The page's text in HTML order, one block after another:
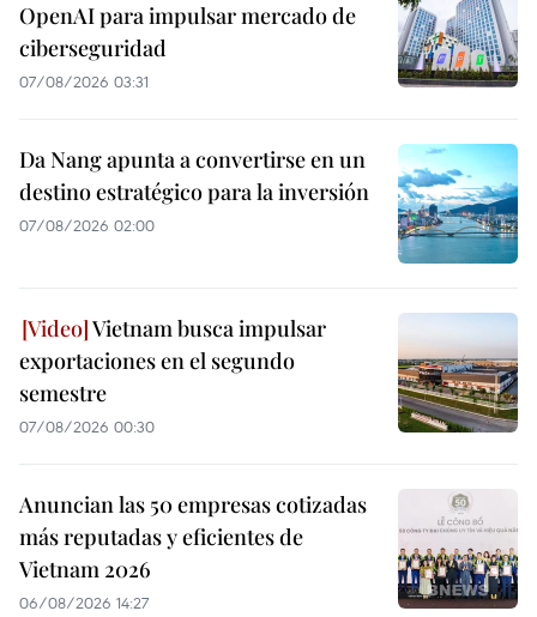
OpenAI para impulsar mercado de
ciberseguridad
07/08/2026 03:31
Da Nang apunta a convertirse en un
destino estratégico para la inversión
07/08/2026 02:00
Vietnam busca impulsar
exportaciones en el segundo
semestre
07/08/2026 00:30
Anuncian las 50 empresas cotizadas
más reputadas y eficientes de
Vietnam 2026
06/08/2026 14:27